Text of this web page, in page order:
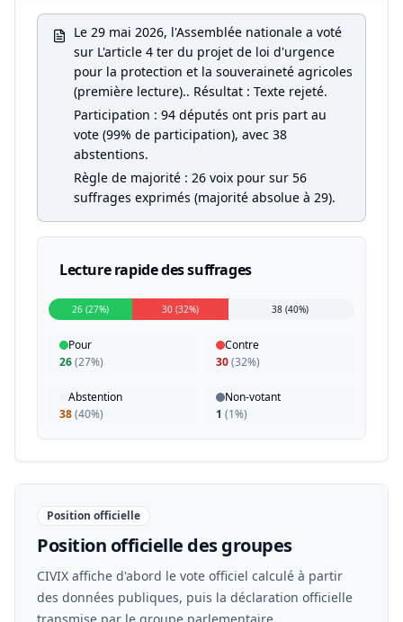
Le 29 mai 2026, l'Assemblée nationale a voté
sur L'article 4 ter du projet de loi d'urgence
pour la protection et la souveraineté agricoles
(première lecture).. Résultat : Texte rejeté.
Participation : 94 députés ont pris part au
vote (99% de participation), avec 38
abstentions.
Règle de majorité : 26 voix pour sur 56
suffrages exprimés (majorité absolue à 29).
Lecture rapide des suffrages
26 (27%) 30 (32%) 38 (40%)
Pour
26(27%)
Contre
30(32%)
Abstention
38(40%)
Non-votant
1 (1%)
Position officielle
Position officielle des groupes
CIVIX affiche d'abord le vote officiel calculé à partir
des données publiques, puis la déclaration officielle